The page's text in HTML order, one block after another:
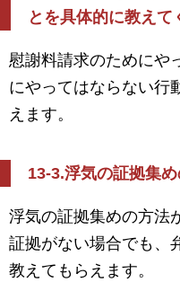
とを具体的に教えて
慰謝料請求のためにや
にやってはならない行
えます。
13-3.浮気の証拠集
浮気の証拠集めの方法
証拠がない場合でも、
教えてもらえます。